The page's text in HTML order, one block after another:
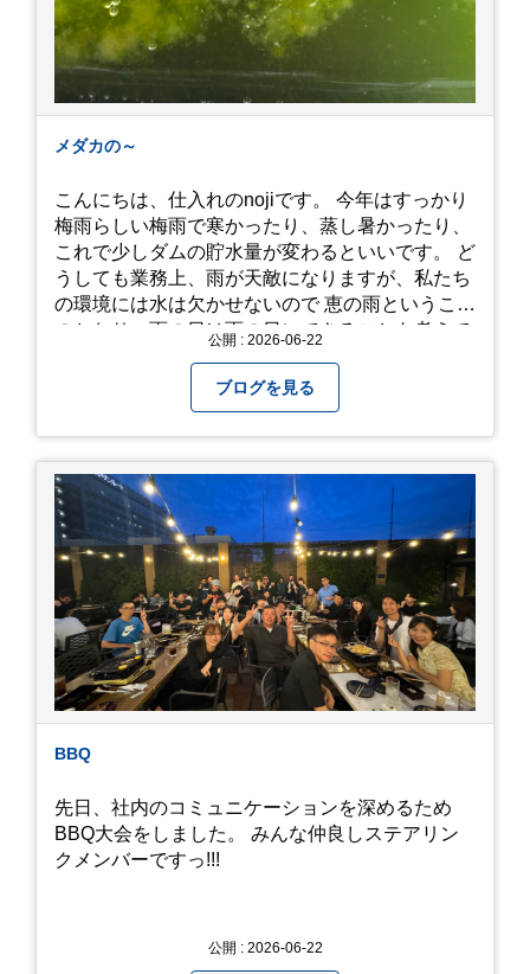
メダカの～
こんにちは、仕入れのnojiです。 今年はすっかり
梅雨らしい梅雨で寒かったり、蒸し暑かったり、
これで少しダムの貯水量が変わるといいです。 ど
うしても業務上、雨が天敵になりますが、私たち
の環境には水は欠かせないので 恵の雨というこば
のとおり、雨の日は雨の日にできることを考えて
になってしまいましたが、お家には代々10年以上
続く ヒメダカがいますが、そのメダカの池にはト
ンボが卵を産んで、ヤゴがいたり、変な虫が いた
りします。ヤゴはメダカを食べてしまうのでほん
とは別にしたいのですが、トンボに かえるところ
が見たくて飼ってみました。 が、途中までかえり
そうでしたが、だめなようでした。 秋にはたくさ
んのトンボが飛んでいますが、自然の中で成虫に
かえるというのは厳しいんだなと 実感しました。
私たち、生かされている以上、一所懸命何かをし
ないともったいないなと メダカのお池のトンボか
ら教えていただきました。
公開 : 2026-06-22
ブログを見る
BBQ
先日、社内のコミュニケーションを深めるため
BBQ大会をしました。 みんな仲良しステアリン
クメンバーですっ!!!
公開 : 2026-06-22